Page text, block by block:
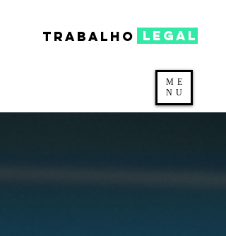
TRABALHO legal
ME
NU